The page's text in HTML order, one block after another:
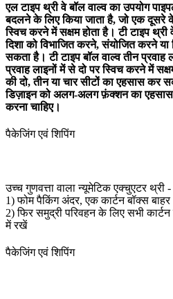
एल टाइप थ्री वे बॉल वाल्व का उपयोग
बदलने के लिए किया जाता है, जो एक दूसरे
स्विच करने में सक्षम होता है। टी टाइप थ्री
दिशा को विभाजित करने, संयोजित करने
सकता है। टी टाइप बॉल वाल्व तीन प्रवाह
प्रवाह लाइनों में से दो पर स्विच करने में
की दो, तीन या चार सीटों का एहसास कर
डिज़ाइन को अलग-अलग फ़ंक्शन का
करना चाहिए।
पैकेजिंग एवं शिपिंग
उच्च गुणवत्ता वाला न्यूमेटिक एक्चुएटर थ्री -
1) फोम पैकिंग अंदर, एक कार्टन बॉक्स बाहर
2) फिर समुद्री परिवहन के लिए सभी
में रखें
पैकेजिंग एवं शिपिंग